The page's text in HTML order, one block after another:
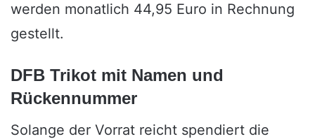
werden monatlich 44,95 Euro in Rechnung
gestellt.
DFB Trikot mit Namen und
Rückennummer
Solange der Vorrat reicht spendiert die